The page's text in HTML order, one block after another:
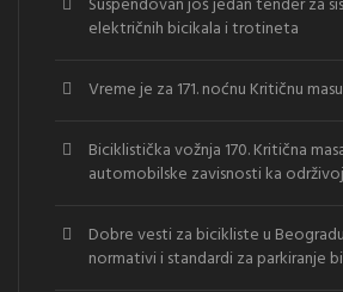
električnih bicikala i trotineta
Vreme je za 171. noćnu Kritičnu masu
Biciklistička vožnja 170. Kritična
automobilske zavisnosti ka
Dobre vesti za bicikliste u
normativi i standardi za parkiranje